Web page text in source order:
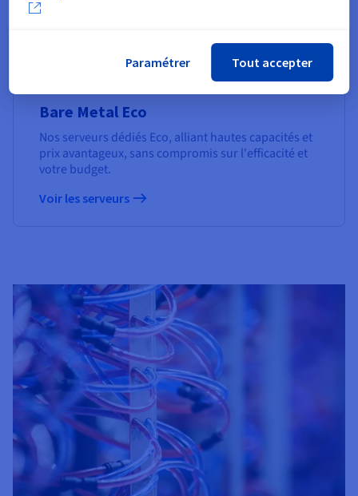
Bare Metal Eco
Nos serveurs dédiés Eco, alliant hautes capacités et
prix avantageux, sans compromis sur l'efficacité et
votre budget.
Voir les serveurs
Paramétrer Tout accepter